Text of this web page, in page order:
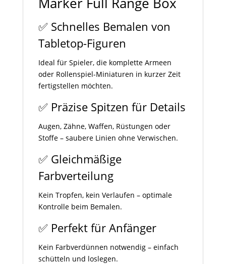
✅ Schnelles Bemalen von
Tabletop-Figuren
Ideal für Spieler, die komplette Armeen
oder Rollenspiel-Miniaturen in kurzer Zeit
fertigstellen möchten.
✅ Präzise Spitzen für Details
Augen, Zähne, Waffen, Rüstungen oder
Stoffe – saubere Linien ohne Verwischen.
✅ Gleichmäßige
Farbverteilung
Kein Tropfen, kein Verlaufen – optimale
Kontrolle beim Bemalen.
✅ Perfekt für Anfänger
Kein Farbverdünnen notwendig – einfach
schütteln und loslegen.